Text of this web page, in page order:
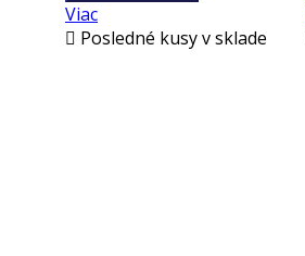
Viac
 Posledné kusy v sklade